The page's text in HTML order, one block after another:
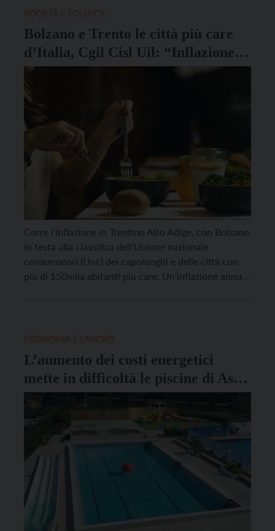
Bolzano e Trento le città più care
d’Italia, Cgil Cisl Uil: “Inflazione
sfiora il 10%, la giunta è ferma”
Corre l’inflazione in Trentino Alto Adige, con Bolzano
in testa alla classifica dell’Unione nazionale
consumatori (Unc) dei capoluoghi e delle città con
più di 150mila abitanti più care. Un’inflazione annua
L’aumento dei costi energetici
mette in difficoltà le piscine di Asis:
cambiano i periodi di apertura